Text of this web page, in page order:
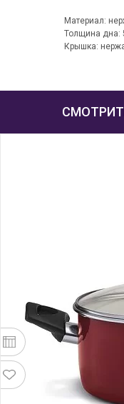
Материал:
Толщина дна:
Крышка: